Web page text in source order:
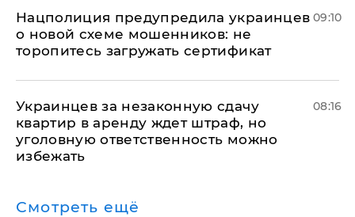
Нацполиция предупредила украинцев
о новой схеме мошенников: не
торопитесь загружать сертификат
09:10
Украинцев за незаконную сдачу
квартир в аренду ждет штраф, но
уголовную ответственность можно
избежать
08:16
Смотреть ещё